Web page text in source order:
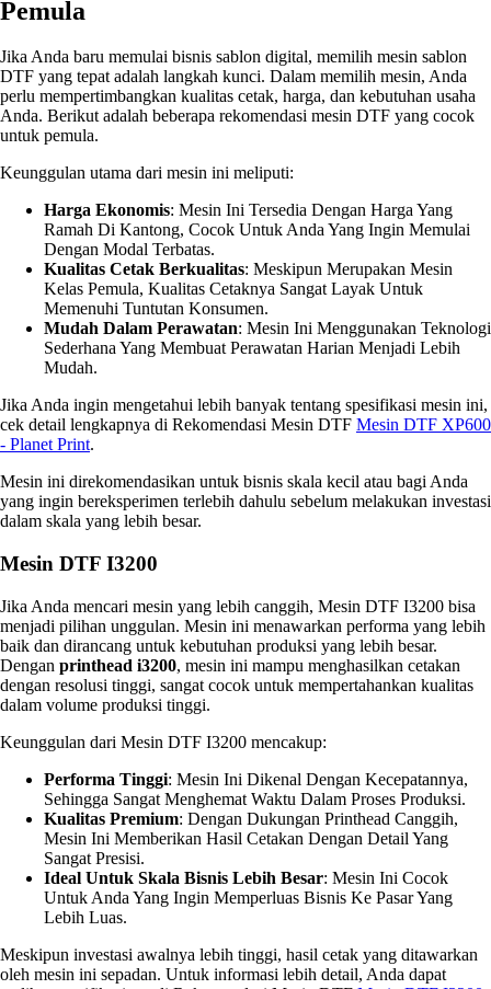
Pemula
Jika Anda baru memulai bisnis sablon digital, memilih mesin sablon
DTF yang tepat adalah langkah kunci. Dalam memilih mesin, Anda
perlu mempertimbangkan kualitas cetak, harga, dan kebutuhan usaha
Anda. Berikut adalah beberapa rekomendasi mesin DTF yang cocok
untuk pemula.
Keunggulan utama dari mesin ini meliputi:
Harga Ekonomis: Mesin Ini Tersedia Dengan Harga Yang
Ramah Di Kantong, Cocok Untuk Anda Yang Ingin Memulai
Dengan Modal Terbatas.
Kualitas Cetak Berkualitas: Meskipun Merupakan Mesin
Kelas Pemula, Kualitas Cetaknya Sangat Layak Untuk
Memenuhi Tuntutan Konsumen.
Mudah Dalam Perawatan: Mesin Ini Menggunakan Teknologi
Sederhana Yang Membuat Perawatan Harian Menjadi Lebih
Mudah.
Jika Anda ingin mengetahui lebih banyak tentang spesifikasi mesin ini,
cek detail lengkapnya di Rekomendasi Mesin DTF Mesin DTF XP600
- Planet Print.
Mesin ini direkomendasikan untuk bisnis skala kecil atau bagi Anda
yang ingin bereksperimen terlebih dahulu sebelum melakukan investasi
dalam skala yang lebih besar.
Mesin DTF I3200
Jika Anda mencari mesin yang lebih canggih, Mesin DTF I3200 bisa
menjadi pilihan unggulan. Mesin ini menawarkan performa yang lebih
baik dan dirancang untuk kebutuhan produksi yang lebih besar.
Dengan printhead i3200, mesin ini mampu menghasilkan cetakan
dengan resolusi tinggi, sangat cocok untuk mempertahankan kualitas
dalam volume produksi tinggi.
Keunggulan dari Mesin DTF I3200 mencakup:
Performa Tinggi: Mesin Ini Dikenal Dengan Kecepatannya,
Sehingga Sangat Menghemat Waktu Dalam Proses Produksi.
Kualitas Premium: Dengan Dukungan Printhead Canggih,
Mesin Ini Memberikan Hasil Cetakan Dengan Detail Yang
Sangat Presisi.
Ideal Untuk Skala Bisnis Lebih Besar: Mesin Ini Cocok
Untuk Anda Yang Ingin Memperluas Bisnis Ke Pasar Yang
Lebih Luas.
Meskipun investasi awalnya lebih tinggi, hasil cetak yang ditawarkan
oleh mesin ini sepadan. Untuk informasi lebih detail, Anda dapat